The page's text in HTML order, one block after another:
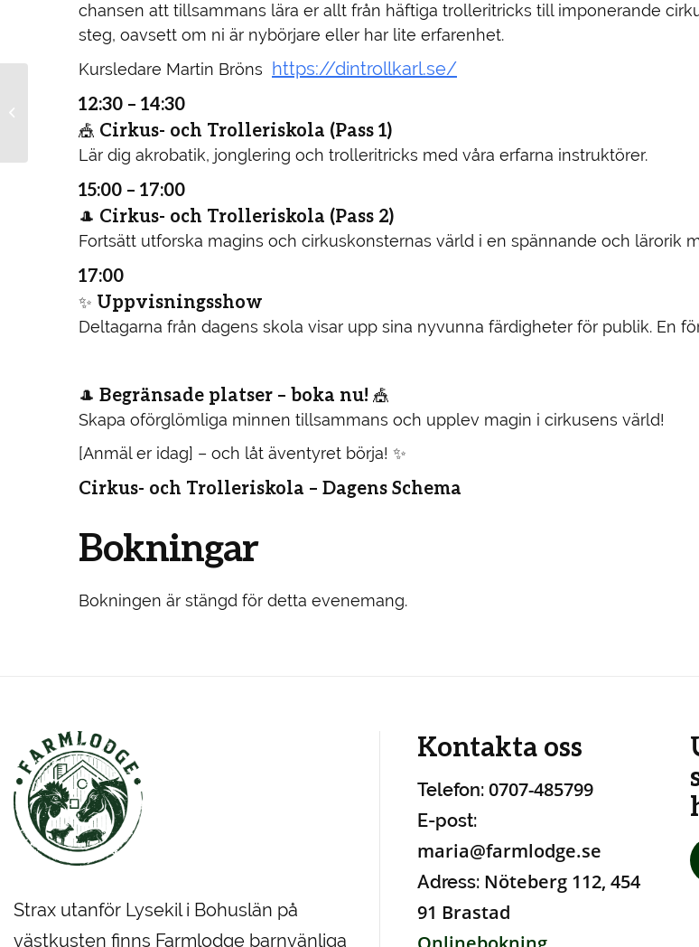
chansen att tillsammans lära er allt från häftiga trolleritricks till imponerande
steg, oavsett om ni är nybörjare eller har lite erfarenhet.
Kursledare Martin Bröns https://dintrollkarl.se/
12:30 – 14:30
🎪 Cirkus- och Trolleriskola (Pass 1)
Lär dig akrobatik, jonglering och trolleritricks med våra erfarna instruktörer.
15:00 – 17:00
🎩 Cirkus- och Trolleriskola (Pass 2)
Fortsätt utforska magins och cirkuskonsternas värld i en spännande och lärorik
17:00
✨ Uppvisningsshow
Deltagarna från dagens skola visar upp sina nyvunna färdigheter för publik. En
🎩 Begränsade platser – boka nu! 🎪
Skapa oförglömliga minnen tillsammans och upplev magin i cirkusens värld!
[Anmäl er idag] – och låt äventyret börja! ✨
Cirkus- och Trolleriskola – Dagens Schema
Bokningar
Bokningen är stängd för detta evenemang.
Strax utanför Lysekil i Bohuslän på
västkusten finns Farmlodge barnvänliga
Kontakta oss
Telefon: 0707-485799
E-post:
maria@farmlodge.se
Adress: Nöteberg 112, 454
91 Brastad
Välkommen till Gården